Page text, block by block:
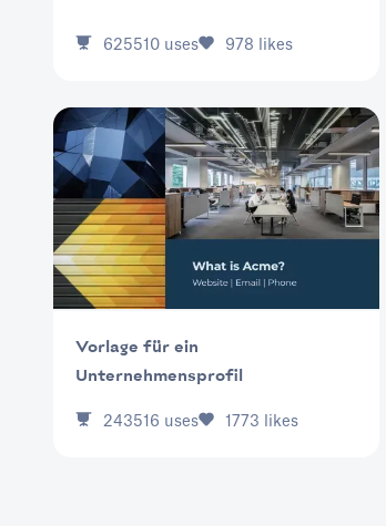
625510 uses 978 likes
Vorlage für ein
Unternehmensprofil
243516 uses 1773 likes